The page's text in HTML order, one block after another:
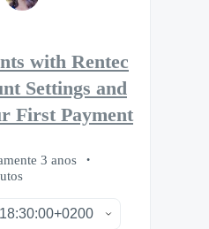
with Rentec
Settings and
First Payment
3 anos